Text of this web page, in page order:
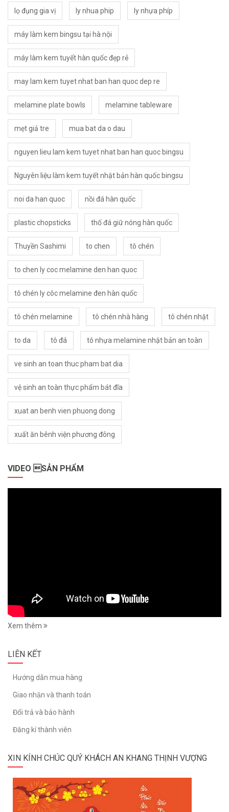
lọ đụng gia vị ly nhua phip ly nhựa phíp
máy làm kem bingsu tại hà nội
máy làm kem tuyết hàn quốc đẹp rẻ
may lam kem tuyet nhat ban han quoc dep re
melamine plate bowls melamine tableware
mẹt giả tre mua bat da o dau
nguyen lieu lam kem tuyet nhat ban han quoc bingsu
Nguyên liệu làm kem tuyết nhật bản hàn quốc bingsu
noi da han quoc nồi đá hàn quốc
plastic chopsticks thố đá giữ nóng hàn quốc
Thuyền Sashimi to chen tô chén
to chen ly coc melamine den han quoc
tô chén ly côc melamine đen hàn quốc
tô chén melamine tô chén nhà hàng tô chén nhật
to da tô đá tô nhựa melamine nhật bản an toàn
ve sinh an toan thuc pham bat dia
vệ sinh an toàn thực phẩm bát đĩa
xuat an benh vien phuong dong
xuất ăn bênh viện phương đông
VIDEO SẢN PHẨM
Xem thêm
LIÊN KẾT
Hướng dẫn mua hàng
Giao nhận và thanh toán
Đổi trả và bảo hành
Đăng kí thành viên
XIN KÍNH CHÚC QUÝ KHÁCH AN KHANG THỊNH VƯỢNG